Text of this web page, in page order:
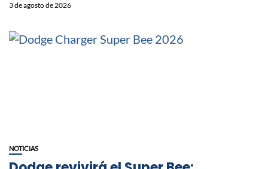
3 de agosto de 2026
NOTICIAS